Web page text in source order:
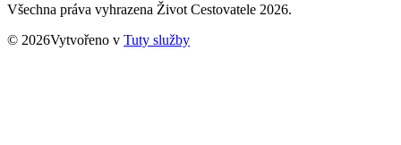
Všechna práva vyhrazena Život Cestovatele 2026.
© 2026Vytvořeno v Tuty služby